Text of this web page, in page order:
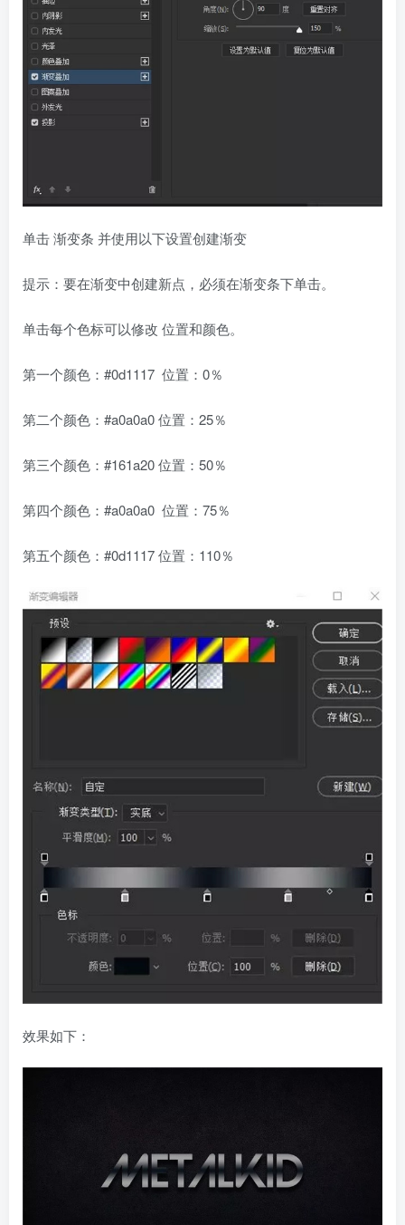
单击 渐变条 并使用以下设置创建渐变
提示：要在渐变中创建新点，必须在渐变条下单击。
单击每个色标可以修改 位置和颜色。
第一个颜色：#0d1117 位置：0％
第二个颜色：#a0a0a0 位置：25％
第三个颜色：#161a20 位置：50％
第四个颜色：#a0a0a0 位置：75％
第五个颜色：#0d1117 位置：110％
效果如下：